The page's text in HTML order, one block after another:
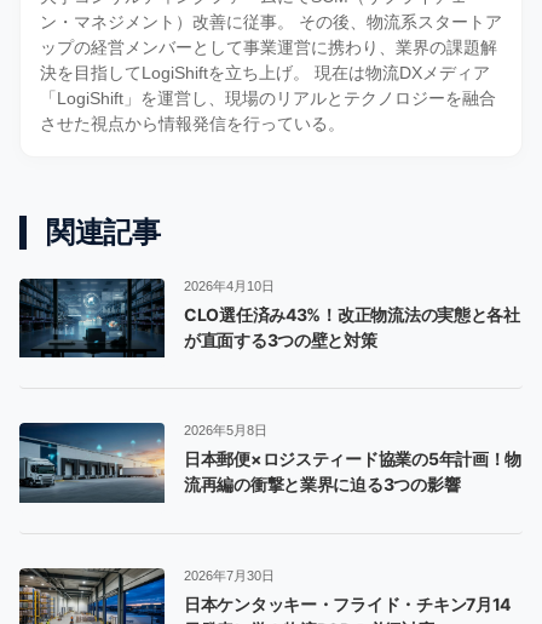
ン・マネジメント）改善に従事。 その後、物流系スタートア
ップの経営メンバーとして事業運営に携わり、業界の課題解
決を目指してLogiShiftを立ち上げ。 現在は物流DXメディア
「LogiShift」を運営し、現場のリアルとテクノロジーを融合
させた視点から情報発信を行っている。
関連記事
2026年4月10日
CLO選任済み43%！改正物流法の実態と各社
が直面する3つの壁と対策
2026年5月8日
日本郵便×ロジスティード協業の5年計画！物
流再編の衝撃と業界に迫る3つの影響
2026年7月30日
日本ケンタッキー・フライド・チキン7月14